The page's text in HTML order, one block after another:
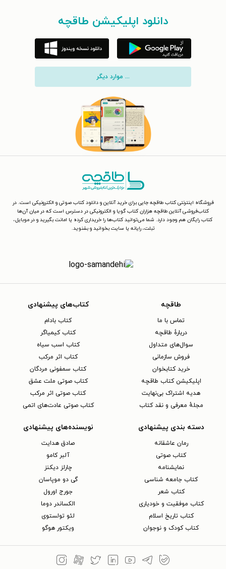
دانلود اپلیکیشن طاقچه
... موارد دیگر
فروشگاه اینترنتی کتاب طاقچه جایی برای خرید آنلاین و دانلود کتاب صوتی و الکترونیکی است. در
کتاب‌فروشی آنلاین طاقچه هزاران کتاب گویا و الکترونیکی در دسترس است که در میان آن‌ها
کتاب رایگان هم وجود دارد. شما می‌توانید کتاب‌ها را خریداری کرده یا امانت بگیرید و در موبایل،
تبلت، رایانه یا سایت بخوانید و بشنوید.
طاقچه
تماس با ما
دربارهٔ طاقچه
سوال‌های متداول
فروش سازمانی
خرید کتابخوان
اپلیکیشن کتاب طاقچه
هدیه اشتراک بی‌نهایت
مجلهٔ معرفی و نقد کتاب
کتاب‌های پیشنهادی
کتاب بادام
کتاب کیمیاگر
کتاب اسب سیاه
کتاب اثر مرکب
کتاب سمفونی مردگان
کتاب صوتی ملت عشق
کتاب صوتی اثر مرکب
کتاب صوتی عادت‌های اتمی
دسته بندی پیشنهادی
رمان عاشقانه
کتاب‌ صوتی
نمایشنامه
کتاب جامعه شناسی
کتاب شعر
کتاب موفقیت و خودیاری
کتاب تاریخ اسلام
کتاب کودک و نوجوان
نویسنده‌های پیشنهادی
صادق هدایت
آلبر کامو
چارلز دیکنز
گی دو موپاسان
جورج اورول
الکساندر دوما
لئو تولستوی
ویکتور هوگو